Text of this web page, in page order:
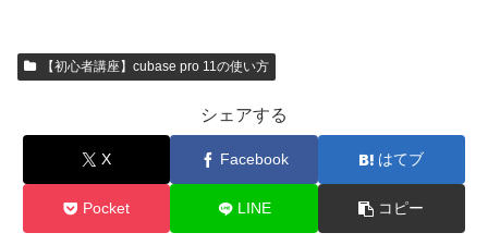
【初心者講座】cubase pro 11の使い方
シェアする
X Facebook はてブ
Pocket LINE コピー